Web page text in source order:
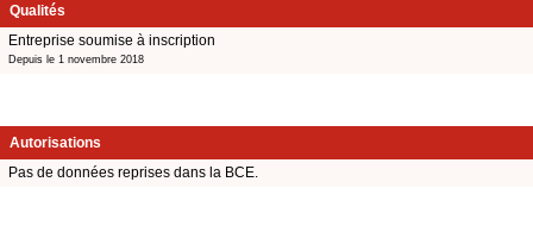
Qualités
Entreprise soumise à inscription
Depuis le 1 novembre 2018
Autorisations
Pas de données reprises dans la BCE.